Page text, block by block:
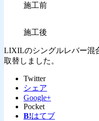
施工前
施工後
LIXILのシングルレバー混
取替しました。
Twitter
シェア
Google+
Pocket
B!はてブ